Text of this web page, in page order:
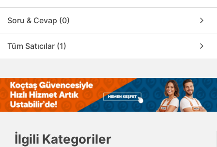
Soru & Cevap (0)
Tüm Satıcılar (1)
İlgili Kategoriler